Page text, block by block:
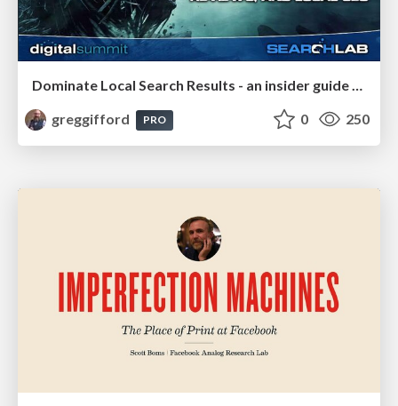
Dominate Local Search Results - an insider guide to GBP, reviews, and Local SEO
greggifford
PRO 0 250